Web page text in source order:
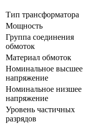
Тип трансформатора
Мощность
Группа соединения
обмоток
Материал обмоток
Номинальное высшее
напряжение
Номинальное низшее
напряжение
Уровень частичных
разрядов